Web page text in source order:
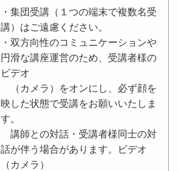
・集団受講（１つの端末で複数名受
講）はご遠慮ください。
・双方向性のコミュニケーションや
円滑な講座運営のため、受講者様の
ビデオ
（カメラ）をオンにし、必ず顔を
映した状態で受講をお願いいたしま
す。
講師との対話・受講者様同士の対
話が伴う場合があります。ビデオ
（カメラ）